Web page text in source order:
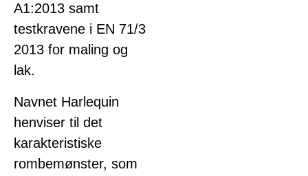
A1:2013 samt
testkravene i EN 71/3
2013 for maling og
lak.
Navnet Harlequin
henviser til det
karakteristiske
rombemønster, som